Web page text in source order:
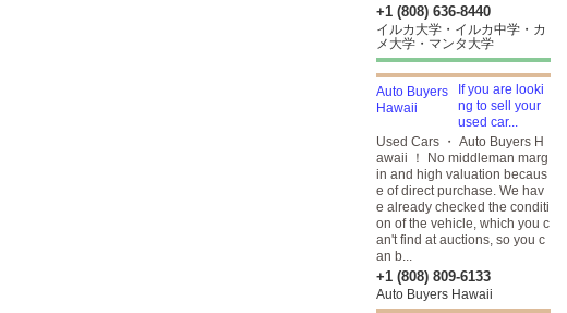
+1 (808) 636-8440
イルカ大学・イルカ中学・カ
メ大学・マンタ大学
If you are looki
ng to sell your
used car...
Used Cars ・ Auto Buyers H
awaii ！ No middleman marg
in and high valuation becaus
e of direct purchase. We hav
e already checked the conditi
on of the vehicle, which you c
an't find at auctions, so you c
an b...
+1 (808) 809-6133
Auto Buyers Hawaii